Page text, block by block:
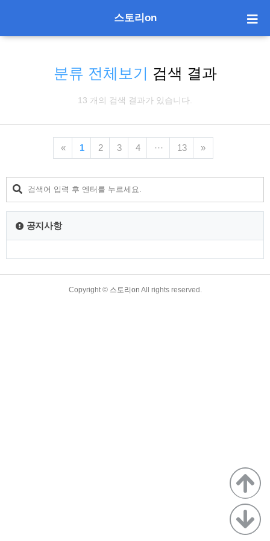
스토리on
분류 전체보기 검색 결과
13 개의 검색 결과가 있습니다.
« 1 2 3 4 ··· 13 »
공지사항
Copyright © 스토리on All rights reserved.
TistoryWhaleSkin3.4